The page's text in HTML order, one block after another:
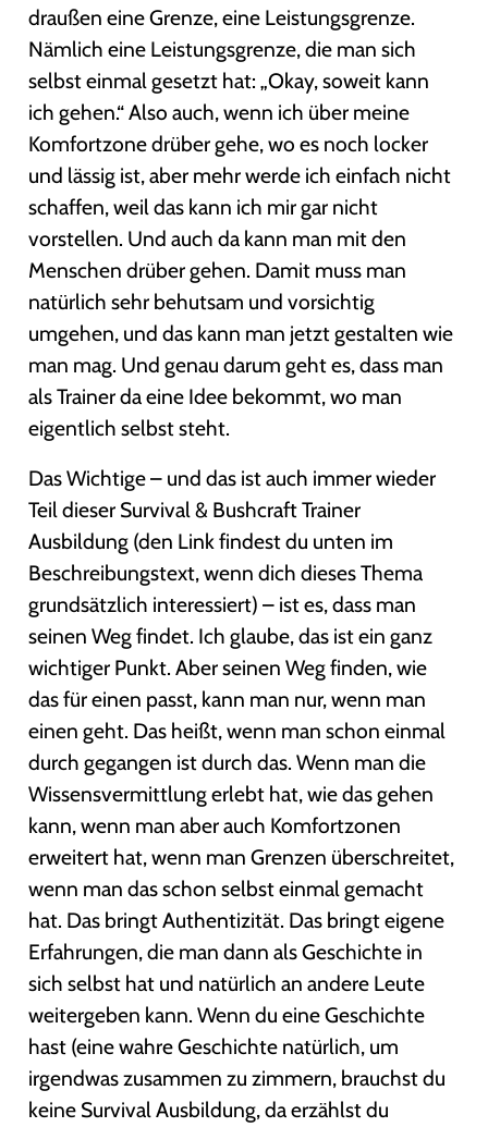
draußen eine Grenze, eine Leistungsgrenze.
Nämlich eine Leistungsgrenze, die man sich
selbst einmal gesetzt hat: „Okay, soweit kann
ich gehen.“ Also auch, wenn ich über meine
Komfortzone drüber gehe, wo es noch locker
und lässig ist, aber mehr werde ich einfach nicht
schaffen, weil das kann ich mir gar nicht
vorstellen. Und auch da kann man mit den
Menschen drüber gehen. Damit muss man
natürlich sehr behutsam und vorsichtig
umgehen, und das kann man jetzt gestalten wie
man mag. Und genau darum geht es, dass man
als Trainer da eine Idee bekommt, wo man
eigentlich selbst steht.
Das Wichtige – und das ist auch immer wieder
Teil dieser Survival & Bushcraft Trainer
Ausbildung (den Link findest du unten im
Beschreibungstext, wenn dich dieses Thema
grundsätzlich interessiert) – ist es, dass man
seinen Weg findet. Ich glaube, das ist ein ganz
wichtiger Punkt. Aber seinen Weg finden, wie
das für einen passt, kann man nur, wenn man
einen geht. Das heißt, wenn man schon einmal
durch gegangen ist durch das. Wenn man die
Wissensvermittlung erlebt hat, wie das gehen
kann, wenn man aber auch Komfortzonen
erweitert hat, wenn man Grenzen überschreitet,
wenn man das schon selbst einmal gemacht
hat. Das bringt Authentizität. Das bringt eigene
Erfahrungen, die man dann als Geschichte in
sich selbst hat und natürlich an andere Leute
weitergeben kann. Wenn du eine Geschichte
hast (eine wahre Geschichte natürlich, um
irgendwas zusammen zu zimmern, brauchst du
keine Survival Ausbildung, da erzählst du